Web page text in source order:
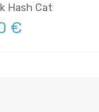
Hash Cat
€